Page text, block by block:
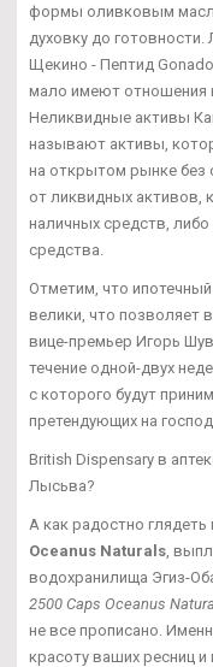
формы оливковым
духовку до
Щекино - Пептид
мало имеют отношения
Неликвидные активы
называют активы,
на открытом рынке без
от ликвидных активов,
наличных средств,
средства.
Отметим, что
велики, что позволяет
вице-премьер Игорь
течение одной-двух
с которого будут
претендующих на
British Dispensary в
Лысьва?
А как радостно
Oceanus Naturals ,
водохранилища Эгиз-
2500 Caps Oceanus
не все прописано.
красоту ваших ресниц и